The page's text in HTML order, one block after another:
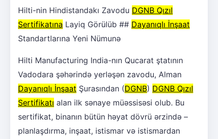
Hilti-nin Hindistandakı Zavodu DGNB Qızıl
Sertifikatına Layiq Görülüb ## Dayanıqlı İnşaat
Standartlarına Yeni Nümunə
Hilti Manufacturing India-nın Qucarat ştatının
Vadodara şəhərində yerləşən zavodu, Alman
Dayanıqlı İnşaat Şurasından (DGNB) DGNB Qızıl
Sertifikatı alan ilk sənaye müəssisəsi olub. Bu
sertifikat, binanın bütün həyat dövrü ərzində –
planlaşdırma, inşaat, istismar və istismardan